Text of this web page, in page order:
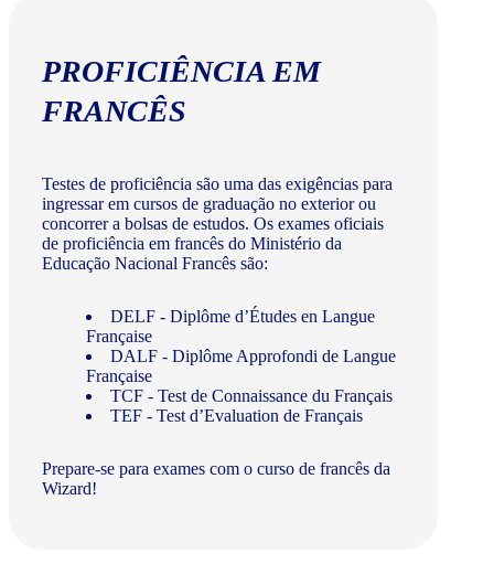
PROFICIÊNCIA EM
FRANCÊS
Testes de proficiência são uma das exigências para
ingressar em cursos de graduação no exterior ou
concorrer a bolsas de estudos. Os exames oficiais
de proficiência em francês do Ministério da
Educação Nacional Francês são:
DELF - Diplôme d’Études en Langue
Française
DALF - Diplôme Approfondi de Langue
Française
TCF - Test de Connaissance du Français
TEF - Test d’Evaluation de Français
Prepare-se para exames com o curso de francês da
Wizard!